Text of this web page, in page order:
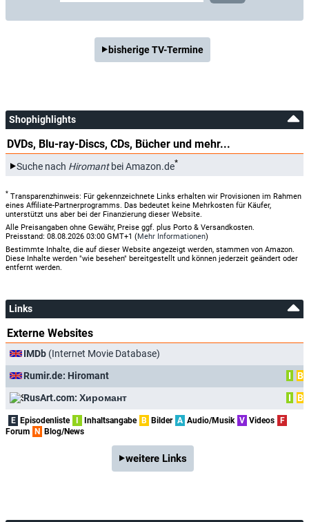
bisherige TV-Termine
Shophighlights
DVDs, Blu-ray-Discs, CDs, Bücher und mehr...
Suche nach Hiromantbei Amazon.de*
* Transparenzhinweis: Für gekennzeichnete Links erhalten wir Provisionen im Rahmen
eines Affiliate-Partnerprogramms. Das bedeutet keine Mehrkosten für Käufer,
unterstützt uns aber bei der Finanzierung dieser Website.
Alle Preisangaben ohne Gewähr, Preise ggf. plus Porto & Versandkosten.
Preisstand: 08.08.2026 03:00 GMT+1 (Mehr Informationen)
Bestimmte Inhalte, die auf dieser Website angezeigt werden, stammen von Amazon.
Diese Inhalte werden "wie besehen" bereitgestellt und können jederzeit geändert oder
entfernt werden.
Links
Externe Websites
IMDb (Internet Movie Database)
Rumir.de: Hiromant
I
B
RusArt.com: Хиромант
I B
E Episodenliste I Inhaltsangabe B Bilder A Audio/Musik V Videos F
Forum N Blog/News
weitere Links